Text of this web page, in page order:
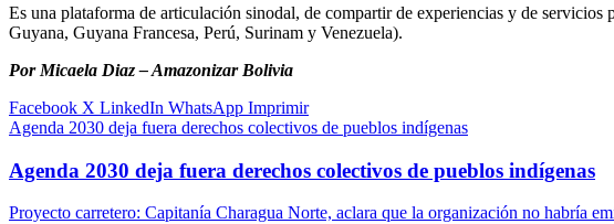
Es una plataforma de articulación sinodal, de compartir de experiencias y de
Guyana, Guyana Francesa, Perú, Surinam y Venezuela).
Por Micaela Diaz – Amazonizar Bolivia
Facebook X LinkedIn WhatsApp Imprimir
Agenda 2030 deja fuera derechos colectivos de pueblos indígenas
Agenda 2030 deja fuera derechos colectivos de pueblos indígenas
Proyecto carretero: Capitanía Charagua Norte, aclara que la organización no habría